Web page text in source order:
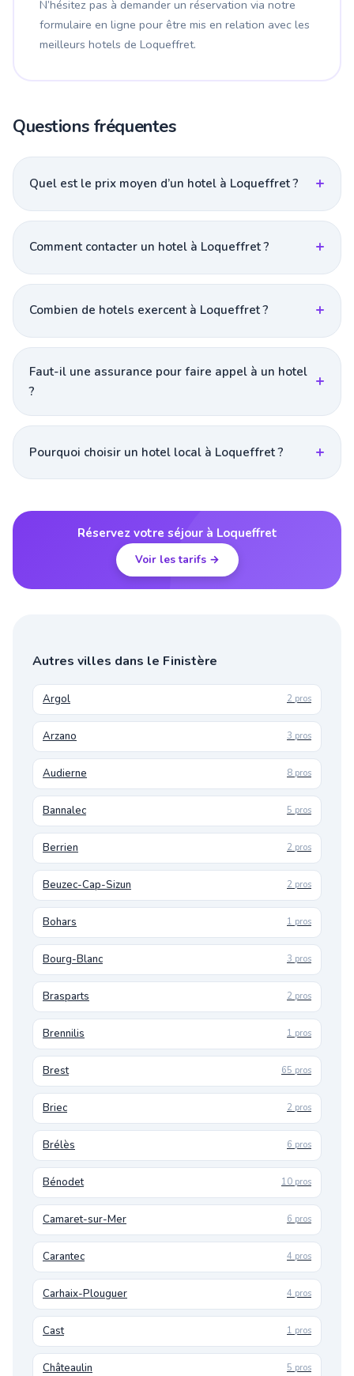
N’hésitez pas à demander un réservation via notre
formulaire en ligne pour être mis en relation avec les
meilleurs hotels de Loqueffret.
Questions fréquentes
Quel est le prix moyen d’un hotel à Loqueffret ?
Comment contacter un hotel à Loqueffret ?
Combien de hotels exercent à Loqueffret ?
Faut-il une assurance pour faire appel à un hotel
?
Pourquoi choisir un hotel local à Loqueffret ?
Réservez votre séjour à Loqueffret
Voir les tarifs →
Autres villes dans le Finistère
Argol 2 pros
Arzano 3 pros
Audierne 8 pros
Bannalec 5 pros
Berrien 2 pros
Beuzec-Cap-Sizun 2 pros
Bohars 1 pros
Bourg-Blanc 3 pros
Brasparts 2 pros
Brennilis 1 pros
Brest 65 pros
Briec 2 pros
Brélès 6 pros
Bénodet 10 pros
Camaret-sur-Mer 6 pros
Carantec 4 pros
Carhaix-Plouguer 4 pros
Cast 1 pros
Châteaulin 5 pros